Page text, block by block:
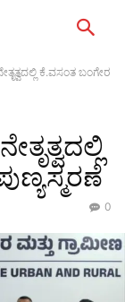
ಕೆ.ವಸಂತ ಬಂಗೇರ
0